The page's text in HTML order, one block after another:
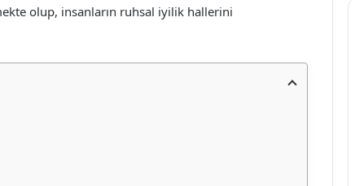
olup, insanların ruhsal iyilik hallerini